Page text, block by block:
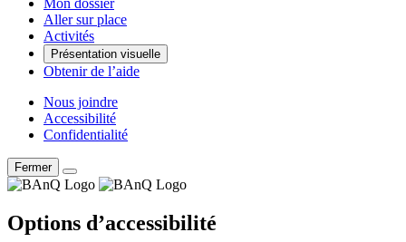
Mon dossier
Aller sur place
Activités
Présentation visuelle
Obtenir de l’aide
Nous joindre
Accessibilité
Confidentialité
Fermer
Options d’accessibilité